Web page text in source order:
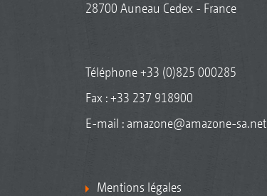
28700 Auneau Cedex - France
Téléphone+33 (0)825 000285
Fax : +33 237 918900
E-mail : amazone@amazone-sa.net
Mentions légales